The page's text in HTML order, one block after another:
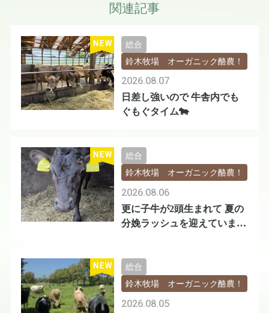
関連記事
日差し強いので 牛舎内でも
ぐもぐタイム🐄
2026.08.07
総合
鈴木牧場 オーガニック酪農！
更に子牛が2頭生まれて 夏の
分娩ラッシュを迎えています
2026.08.06
総合
鈴木牧場 オーガニック酪農！
2026.08.05
総合
鈴木牧場 オーガニック酪農！